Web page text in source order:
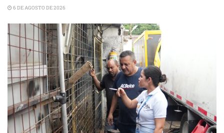
6 DE AGOSTO DE 2026